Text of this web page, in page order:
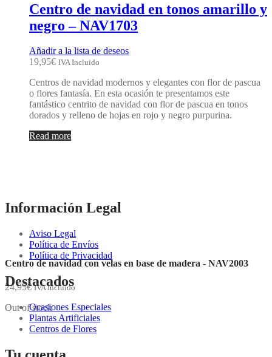
Centro de navidad en tonos amarillo y
negro – NAV1703
Añadir a la lista de deseos
19,95€ IVA Incluido
Centros de navidad modernos y elegantes con flor de pascua
o flores fantasía. En esta ocasión te presentamos este
fantástico centrito de navidad con flor de pascua en tonos
dorados y relleno de hojas en rojo y negro purpurina.
Read more
Centro de navidad con velas en base de madera - NAV2003
24,95€ IVA Incluido
Out of stock
Información Legal
Aviso Legal
Política de Envíos
Política de Privacidad
Destacados
Ocasiones Especiales
Plantas Artificiales
Centros de Flores